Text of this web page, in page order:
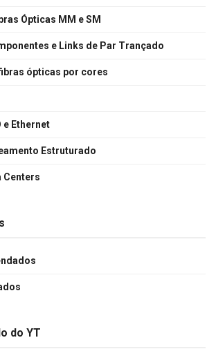
Ópticas MM e SM
e Links de Par Trançado
ópticas por cores
e Ethernet
Estruturado
Centers
do YT